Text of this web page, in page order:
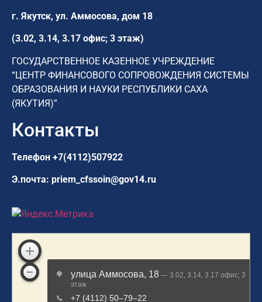
г. Якутск, ул. Аммосова, дом 18
(3.02, 3.14, 3.17 офис; 3 этаж)
ГОСУДАРСТВЕННОЕ КАЗЕННОЕ УЧРЕЖДЕНИЕ
“ЦЕНТР ФИНАНСОВОГО СОПРОВОЖДЕНИЯ СИСТЕМЫ
ОБРАЗОВАНИЯ И НАУКИ РЕСПУБЛИКИ САХА
(ЯКУТИЯ)”
Контакты
Телефон +7(4112)507922
Э.почта: priem_cfssoin@gov14.ru